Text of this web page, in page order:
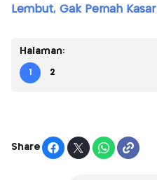
Lembut, Gak Pernah Kasar
Halaman:
1 2
Share